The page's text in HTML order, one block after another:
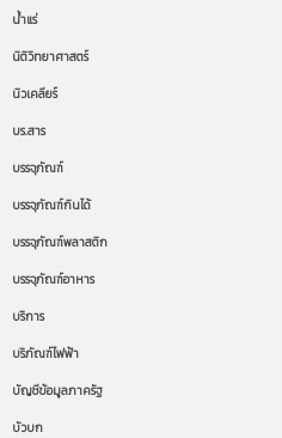
น้ำแร่
นิติวิทยาศาสตร์
นิวเคลียร์
บร.สาร
บรรจุภัณฑ์
บรรจุภัณฑ์กินได้
บรรจุภัณฑ์พลาสติก
บรรจุภัณฑ์อาหาร
บริการ
บริภัณฑ์ไฟฟ้า
บัญชีข้อมูลภาครัฐ
บัวบก